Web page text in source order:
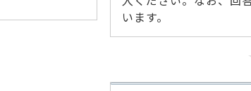
います。